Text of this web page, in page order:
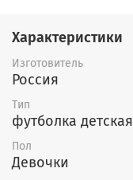
Характеристики
Изготовитель
Россия
Тип
футболка детская
Пол
Девочки